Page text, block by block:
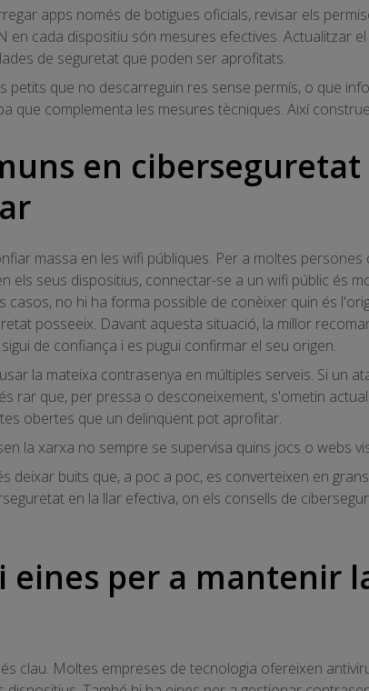
apps només de botigues oficials, revisar els
en cada dispositiu són mesures efectives. Actualitzar
de seguretat que poden ser aprofitats.
petits que no descarreguin res sense permís, o que
que complementa les mesures tècniques. Així
en
massa en les wifi públiques. Per a moltes
els seus dispositius, connectar-se a un wifi públic és
casos, no hi ha forma possible de conèixer quin és
posseeix. Davant aquesta situació, la millor
de confiança i es pugui confirmar el seu origen.
la mateixa contrasenya en múltiples serveis. Si un
rar que, per pressa o desconeixement, s'ometin
obertes que un delinqüent pot aprofitar.
la xarxa no sempre se supervisa quins jocs o webs
deixar buits que, a poc a poc, es converteixen en
en la llar efectiva, on els consells de
eines per a mantenir
clau. Moltes empreses de tecnologia ofereixen